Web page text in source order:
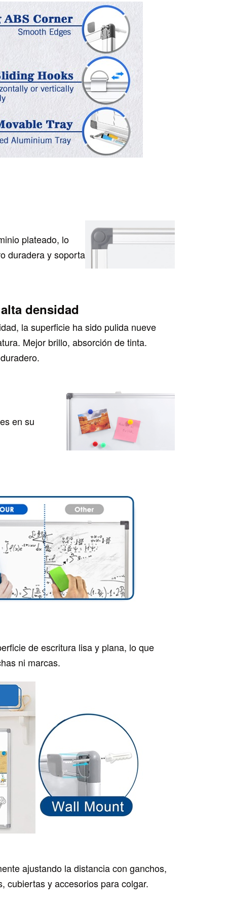
plateado, lo
duradera y soporta
densidad
la superficie ha sido pulida nueve
Mejor brillo, absorción de tinta.
en su
de escritura lisa y plana, lo que
ni marcas.
ajustando la distancia con ganchos,
cubiertas y accesorios para colgar.